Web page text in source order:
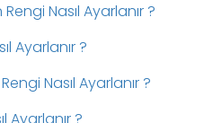
Nasıl Ayarlanır ?
Ayarlanır ?
Nasıl Ayarlanır ?